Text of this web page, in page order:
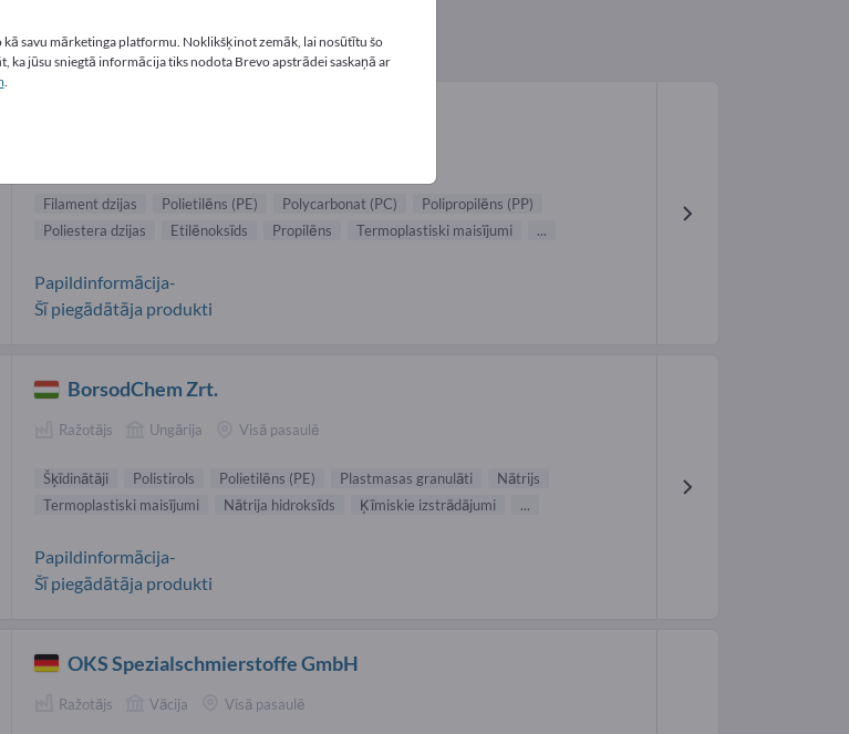
(37)
Filament dzijas Polietilēns (PE) Polycarbonat (PC)
Polipropilēns (PP)
Poliestera dzijas
Etilēnoksīds Propilēns Termoplastiski maisījumi ...
Papildinformācija-
Šī piegādātāja produkti
BorsodChem Zrt.
Ražotājs Ungārija Visā pasaulē
Šķīdinātāji Polistirols Polietilēns (PE) Plastmasas granulāti
Nātrijs
Termoplastiski maisījumi
Nātrija hidroksīds Ķīmiskie izstrādājumi ...
Papildinformācija-
Šī piegādātāja produkti
OKS Spezialschmierstoffe GmbH
Ražotājs Vācija Visā pasaulē
savu mārketinga platformu. Noklikšķinot zemāk, lai nosūtītu šo
ka jūsu sniegtā informācija tiks nodota Brevo apstrādei saskaņā ar
.